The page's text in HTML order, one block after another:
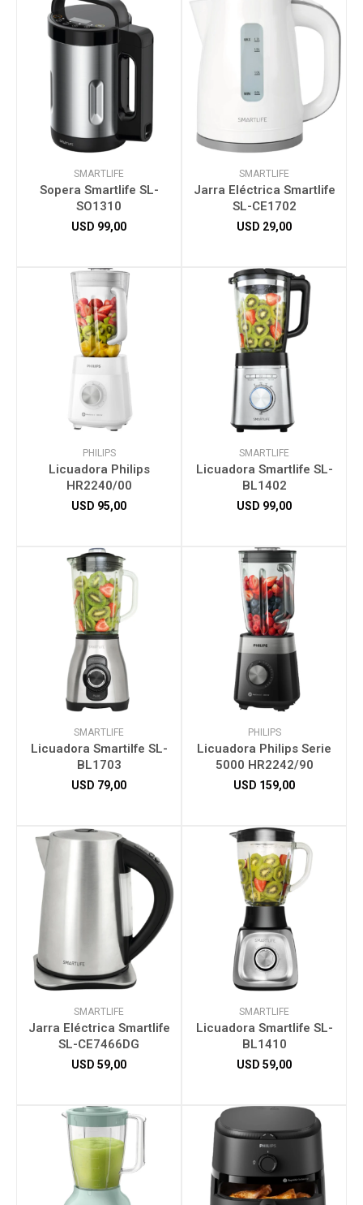
SMARTLIFE
Sopera Smartlife SL-
SO1310
USD 99,00
SMARTLIFE
Jarra Eléctrica Smartlife
SL-CE1702
USD 29,00
PHILIPS
Licuadora Philips
HR2240/00
USD 95,00
SMARTLIFE
Licuadora Smartlife SL-
BL1402
USD 99,00
SMARTLIFE
Licuadora Smartilfe SL-
BL1703
USD 79,00
PHILIPS
Licuadora Philips Serie
5000 HR2242/90
USD 159,00
SMARTLIFE
Jarra Eléctrica Smartlife
SL-CE7466DG
USD 59,00
SMARTLIFE
Licuadora Smartlife SL-
BL1410
USD 59,00